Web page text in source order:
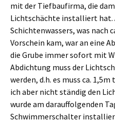
mit der Tiefbaufirma, die
Lichtschächte installiert hat.
Schichtenwassers, was nach
Vorschein kam, war an eine
die Grube immer sofort mit
Abdichtung muss der
werden, d.h. es muss ca.
ich aber nicht ständig den
wurde am darauffolgenden
Schwimmerschalter